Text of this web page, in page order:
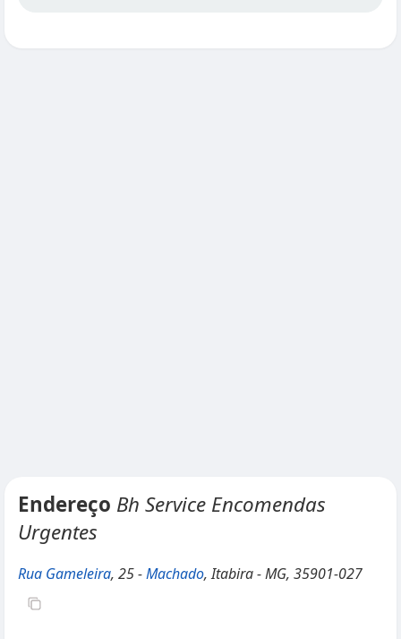
Endereço Bh Service Encomendas
Urgentes
Rua Gameleira, 25 -Machado, Itabira - MG, 35901-027